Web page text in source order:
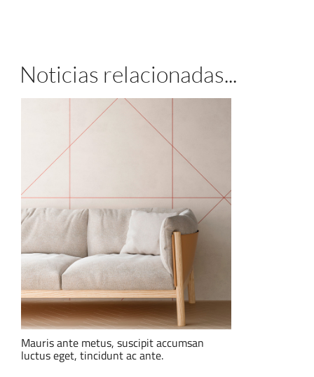
Noticias relacionadas...
Mauris ante metus, suscipit accumsan
luctus eget, tincidunt ac ante.